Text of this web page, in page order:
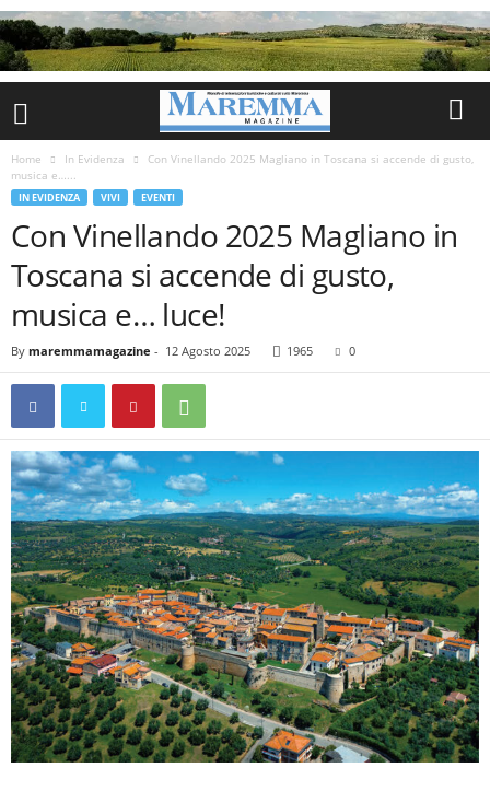
Home In Evidenza
Con Vinellando 2025 Magliano in Toscana si accende di gusto,
musica e…...
IN EVIDENZA VIVI EVENTI
Con Vinellando 2025 Magliano in
Toscana si accende di gusto,
musica e… luce!
By maremmamagazine - 12 Agosto 2025 1965 0